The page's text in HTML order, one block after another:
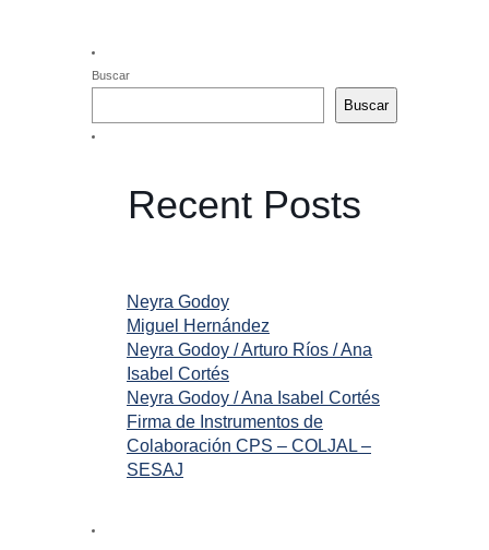
Buscar
Buscar
Recent Posts
Neyra Godoy
Miguel Hernández
Neyra Godoy / Arturo Ríos / Ana
Isabel Cortés
Neyra Godoy / Ana Isabel Cortés
Firma de Instrumentos de
Colaboración CPS – COLJAL –
SESAJ